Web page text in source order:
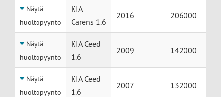
Näytä
huoltopyyntö
KIA
Carens 1.6
2016 206000
Näytä
huoltopyyntö
KIA Ceed
1.6
2009 142000
Näytä
huoltopyyntö
KIA Ceed
1.6
2007 132000